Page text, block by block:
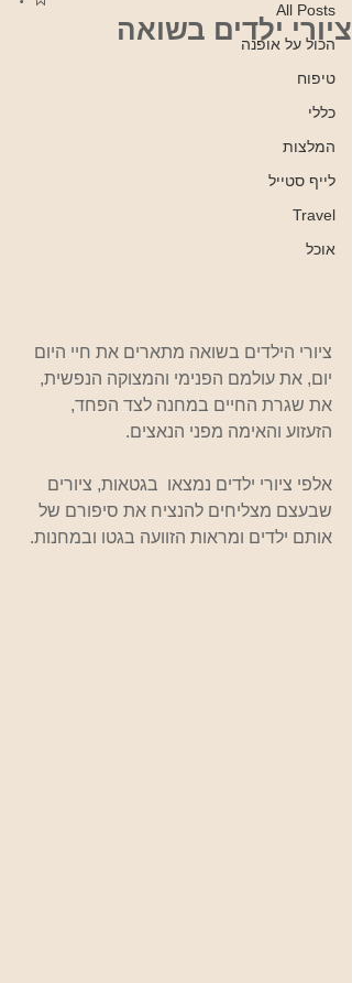
All Posts
הכול על אופנה
טיפוח
כללי
המלצות
לייף סטייל
Travel
אוכל
ציורי ילדים בשואה
ציורי הילדים בשואה מתארים את חיי היום
יום, את עולמם הפנימי והמצוקה הנפשית,
את שגרת החיים במחנה לצד הפחד,
הזעזוע והאימה מפני הנאצים.
אלפי ציורי ילדים נמצאו  בגטאות, ציורים
שבעצם מצליחים להנציח את סיפורם של
אותם ילדים ומראות הזוועה בגטו ובמחנות.